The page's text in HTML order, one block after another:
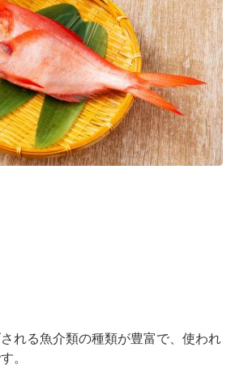
れる魚介類の種類が豊富で、使われ
。